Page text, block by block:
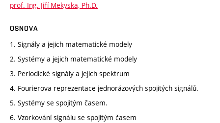
prof. Ing. Jiří Mekyska, Ph.D.
OSNOVA
1. Signály a jejich matematické modely
2. Systémy a jejich matematické modely
3. Periodické signály a jejich spektrum
4. Fourierova reprezentace jednorázových spojitých signálů.
5. Systémy se spojitým časem.
6. Vzorkování signálu se spojitým časem